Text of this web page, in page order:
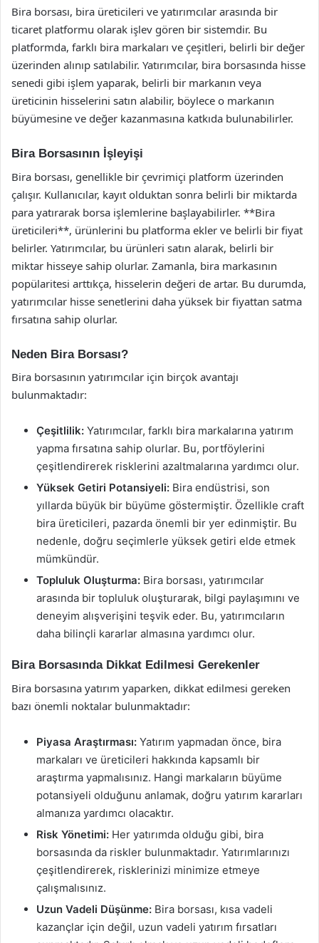
Bira borsası, bira üreticileri ve yatırımcılar arasında bir
ticaret platformu olarak işlev gören bir sistemdir. Bu
platformda, farklı bira markaları ve çeşitleri, belirli bir değer
üzerinden alınıp satılabilir. Yatırımcılar, bira borsasında hisse
senedi gibi işlem yaparak, belirli bir markanın veya
üreticinin hisselerini satın alabilir, böylece o markanın
büyümesine ve değer kazanmasına katkıda bulunabilirler.
Bira Borsasının İşleyişi
Bira borsası, genellikle bir çevrimiçi platform üzerinden
çalışır. Kullanıcılar, kayıt olduktan sonra belirli bir miktarda
para yatırarak borsa işlemlerine başlayabilirler. **Bira
üreticileri**, ürünlerini bu platforma ekler ve belirli bir fiyat
belirler. Yatırımcılar, bu ürünleri satın alarak, belirli bir
miktar hisseye sahip olurlar. Zamanla, bira markasının
popülaritesi arttıkça, hisselerin değeri de artar. Bu durumda,
yatırımcılar hisse senetlerini daha yüksek bir fiyattan satma
fırsatına sahip olurlar.
Neden Bira Borsası?
Bira borsasının yatırımcılar için birçok avantajı
bulunmaktadır:
Çeşitlilik: Yatırımcılar, farklı bira markalarına yatırım
yapma fırsatına sahip olurlar. Bu, portföylerini
çeşitlendirerek risklerini azaltmalarına yardımcı olur.
Yüksek Getiri Potansiyeli: Bira endüstrisi, son
yıllarda büyük bir büyüme göstermiştir. Özellikle craft
bira üreticileri, pazarda önemli bir yer edinmiştir. Bu
nedenle, doğru seçimlerle yüksek getiri elde etmek
mümkündür.
Topluluk Oluşturma: Bira borsası, yatırımcılar
arasında bir topluluk oluşturarak, bilgi paylaşımını ve
deneyim alışverişini teşvik eder. Bu, yatırımcıların
daha bilinçli kararlar almasına yardımcı olur.
Bira Borsasında Dikkat Edilmesi Gerekenler
Bira borsasına yatırım yaparken, dikkat edilmesi gereken
bazı önemli noktalar bulunmaktadır:
Piyasa Araştırması: Yatırım yapmadan önce, bira
markaları ve üreticileri hakkında kapsamlı bir
araştırma yapmalısınız. Hangi markaların büyüme
potansiyeli olduğunu anlamak, doğru yatırım kararları
almanıza yardımcı olacaktır.
Risk Yönetimi: Her yatırımda olduğu gibi, bira
borsasında da riskler bulunmaktadır. Yatırımlarınızı
çeşitlendirerek, risklerinizi minimize etmeye
çalışmalısınız.
Uzun Vadeli Düşünme: Bira borsası, kısa vadeli
kazançlar için değil, uzun vadeli yatırım fırsatları